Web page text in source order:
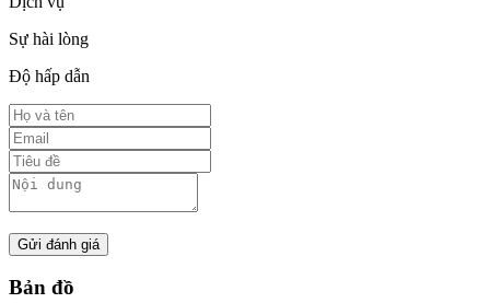
Sự hài lòng
Độ hấp dẫn
Gửi đánh giá
Bản đồ